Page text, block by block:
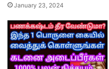
January 23, 2024